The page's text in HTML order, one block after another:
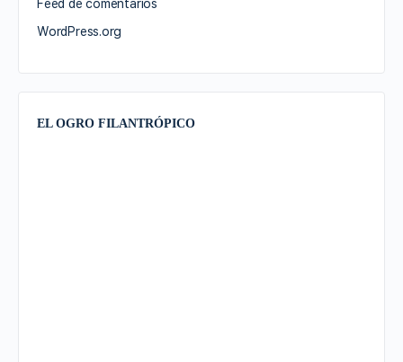
Feed de comentarios
WordPress.org
EL OGRO FILANTRÓPICO